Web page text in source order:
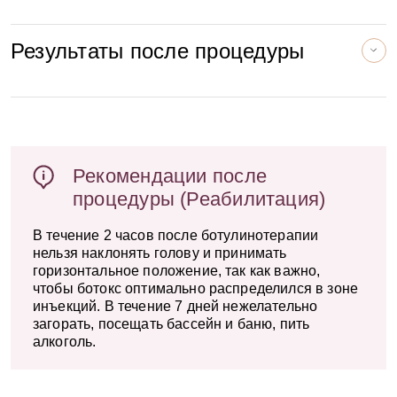
Избыточное расслабление мышцы может
привести к:
асимметрии улыбки,
ощущению тяжести век.
Поэтому я всегда подбираю дозировку
индивидуально и делаю коррекцию «поэтапно»
Результаты после процедуры
Рекомендации после
процедуры (Реабилитация)
В течение 2 часов после ботулинотерапии
нельзя наклонять голову и принимать
горизонтальное положение, так как важно,
чтобы ботокс оптимально распределился в зоне
инъекций. В течение 7 дней нежелательно
загорать, посещать бассейн и баню, пить
алкоголь.
Никакой рекламы и спама
Расскажите о вашем впечатлении